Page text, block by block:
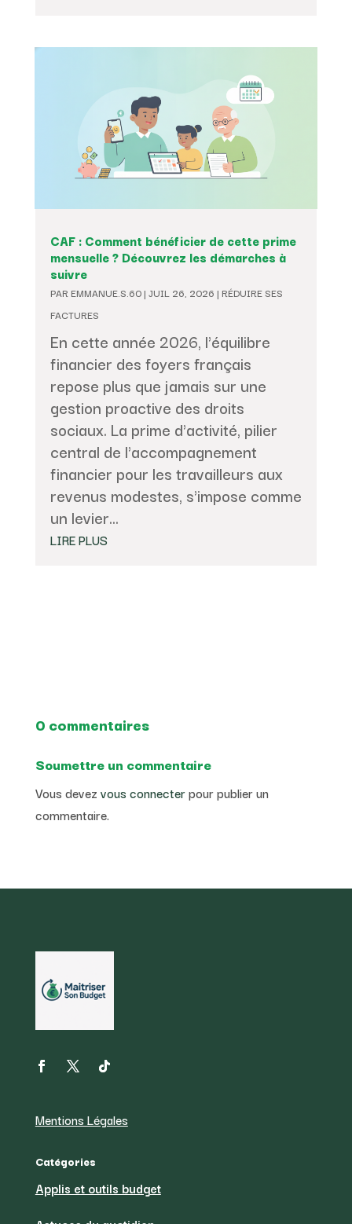
CAF : Comment bénéficier de cette prime
mensuelle ? Découvrez les démarches à
suivre
PAR EMMANUE.S.60| JUIL 26, 2026 | RÉDUIRE SES
FACTURES
En cette année 2026, l'équilibre
financier des foyers français
repose plus que jamais sur une
gestion proactive des droits
sociaux. La prime d'activité, pilier
central de l'accompagnement
financier pour les travailleurs aux
revenus modestes, s'impose comme
un levier...
LIRE PLUS
0 commentaires
Soumettre un commentaire
Vous devez vous connecterpour publier un
commentaire.
Mentions Légales
Catégories
Applis et outils budget